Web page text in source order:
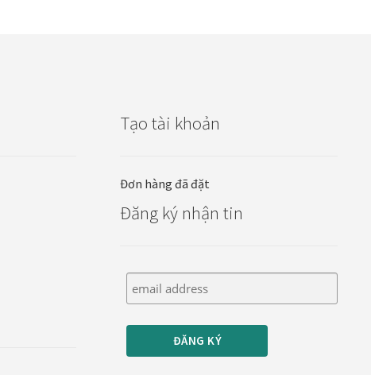
Tạo tài khoản
Đơn hàng đã đặt
Đăng ký nhận tin